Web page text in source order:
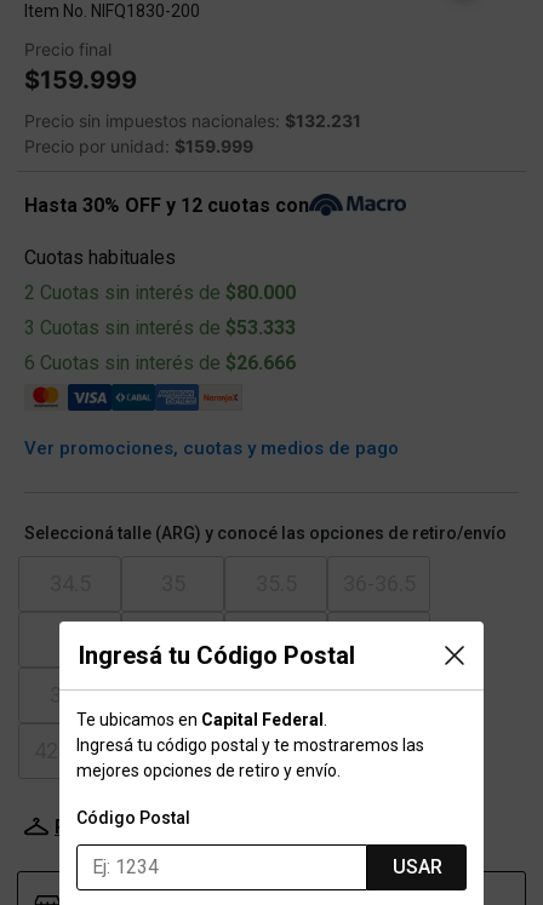
Ingresá tu Código Postal
Te ubicamos en Capital Federal
Ingresá tu código postal y te mostraremos las
mejores opciones de retiro y envío.
Código Postal
USAR
Item No. NIFQ1830-200
Precio final
$159.999
Precio sin impuestos nacionales: $132.231
Precio por unidad: $159.999
Hasta 30% OFF y 12 cuotas con
Cuotas habituales
2 Cuotas sin interés de $80.000
3 Cuotas sin interés de $53.333
6 Cuotas sin interés de $26.666
Ver promociones, cuotas y medios de pago
Seleccioná talle (ARG) y conocé las opciones de retiro/envío
39.5 40-40.5 41 41.5
42-42.5 43 43.5
Probador Virtual